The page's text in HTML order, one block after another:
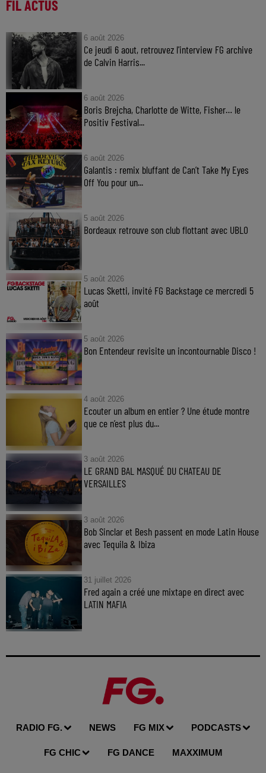
FIL ACTUS
6 août 2026
Ce jeudi 6 aout, retrouvez l'interview FG archive
de Calvin Harris...
6 août 2026
Boris Brejcha, Charlotte de Witte, Fisher… le
Positiv Festival...
6 août 2026
Galantis : remix bluffant de Can’t Take My Eyes
Off You pour un...
5 août 2026
Bordeaux retrouve son club flottant avec UBLO
5 août 2026
Lucas Sketti, invité FG Backstage ce mercredi 5
août
5 août 2026
Bon Entendeur revisite un incontournable Disco !
4 août 2026
Ecouter un album en entier ? Une étude montre
que ce n’est plus du...
3 août 2026
LE GRAND BAL MASQUÉ DU CHATEAU DE
VERSAILLES
3 août 2026
Bob Sinclar et Besh passent en mode Latin House
avec Tequila & Ibiza
31 juillet 2026
Fred again a créé une mixtape en direct avec
LATIN MAFIA
RADIO FG. NEWS FG MIX PODCASTS
FG CHIC FG DANCE MAXXIMUM